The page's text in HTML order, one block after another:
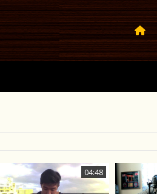
04:48